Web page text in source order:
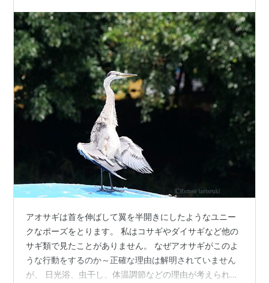
アオサギは首を伸ばして翼を半開きにしたようなユニー
クなポーズをとります。 私はコサギやダイサギなど他の
サギ類で見たことがありません。 なぜアオサギがこのよ
うな行動をするのか～正確な理由は解明されていません
が、 日光浴、虫干し、体温調節などの理由が考えられて